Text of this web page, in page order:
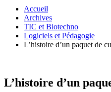
Accueil
Archives
TIC et Biotechno
Logiciels et Pédagogie
L’histoire d’un paquet de
L’histoire d’un